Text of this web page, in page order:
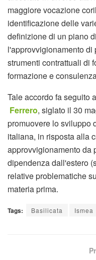
maggiore vocazione
identificazione delle
definizione di un piano
l'approvvigionamento
strumenti contrattuali di
formazione e
Tale accordo fa seguito
Ferrero, siglato il 30
promuovere lo sviluppo
italiana, in risposta alla
approvvigionamento da
dipendenza dall'estero
relative problematiche
materia prima.
Tags: Basilicata Ismea